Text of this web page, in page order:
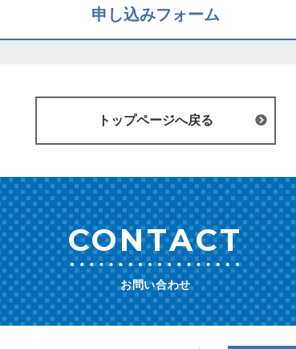
申し込みフォーム
トップページへ戻る
CONTACT
お問い合わせ